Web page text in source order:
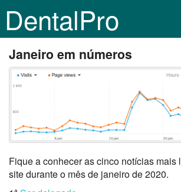
DentalPro
Janeiro em números
Fique a conhecer as cinco notícias mais
site durante o mês de janeiro de 2020.